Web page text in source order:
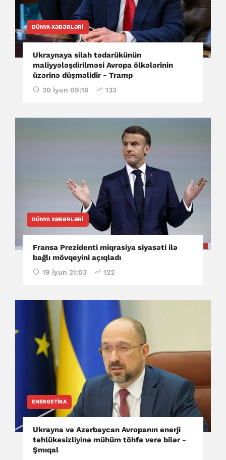
DÜNYA XƏBƏRLƏRI
Ukraynaya silah tədarükünün
maliyyələşdirilməsi Avropa ölkələrinin
üzərinə düşməlidir - Tramp
20 İyun 09:16 133
DÜNYA XƏBƏRLƏRI
Fransa Prezidenti miqrasiya siyasəti ilə
bağlı mövqeyini açıqladı
19 İyun 21:03 122
ENERGETIKA
Ukrayna və Azərbaycan Avropanın enerji
təhlükəsizliyinə mühüm töhfə verə bilər -
Şmıqal